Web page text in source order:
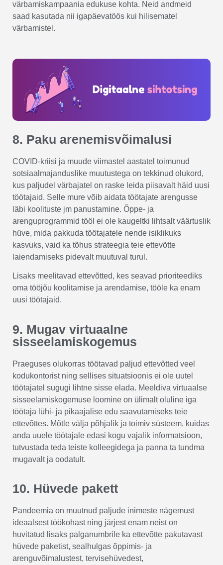
värbamiskampaania edukuse kohta. Neid andmeid
saad kasutada nii igapäevatöös kui hilisematel
värbamistel.
8. Paku arenemisvõimalusi
COVID-kriisi ja muude viimastel aastatel toimunud
sotsiaalmajanduslike muutustega on tekkinud olukord,
kus paljudel värbajatel on raske leida piisavalt häid uusi
töötajaid. Selle mure võib aidata töötajate arengusse
läbi koolituste jm panustamine. Õppe- ja
arenguprogrammid tööl ei ole kaugeltki lihtsalt väärtuslik
hüve, mida pakkuda töötajatele nende isiklikuks
kasvuks, vaid ka tõhus strateegia teie ettevõtte
laiendamiseks pidevalt muutuval turul.
Lisaks meelitavad ettevõtted, kes seavad prioriteediks
oma tööjõu koolitamise ja arendamise, tööle ka enam
uusi töötajaid.
9. Mugav virtuaalne
sisseelamiskogemus
Praeguses olukorras töötavad paljud ettevõtted veel
kodukontorist ning sellises situatsioonis ei ole uutel
töötajatel sugugi lihtne sisse elada. Meeldiva virtuaalse
sisseelamiskogemuse loomine on ülimalt oluline iga
töötaja lühi- ja pikaajalise edu saavutamiseks teie
ettevõttes. Mõtle välja põhjalik ja toimiv süsteem, kuidas
anda uuele töötajale edasi kogu vajalik informatsioon,
tutvustada teda teiste kolleegidega ja panna ta tundma
mugavalt ja oodatult.
10. Hüvede pakett
Pandeemia on muutnud paljude inimeste nägemust
ideaalsest töökohast ning järjest enam neist on
huvitatud lisaks palganumbrile ka ettevõtte pakutavast
hüvede paketist, sealhulgas õppimis- ja
arenguvõimalustest, tervisehüvedest,